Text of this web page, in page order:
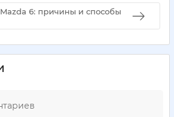
6: причины и способы